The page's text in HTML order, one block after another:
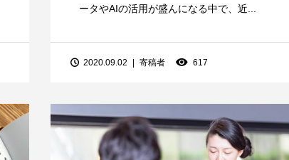
ータやAIの活用が盛んになる中で、近...
2020.09.02 寄稿者 617